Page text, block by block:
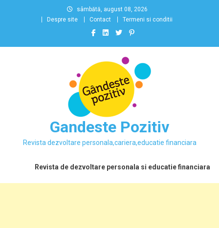
sâmbătă, august 08, 2026
Despre site
Contact Termeni si conditii
Gandeste Pozitiv
Revista dezvoltare personala,cariera,educatie financiara
Revista de dezvoltare personala si educatie financiara